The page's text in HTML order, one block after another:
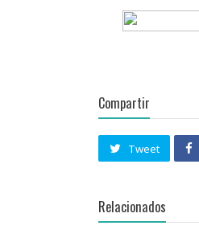
Compartir
Tweet
Relacionados